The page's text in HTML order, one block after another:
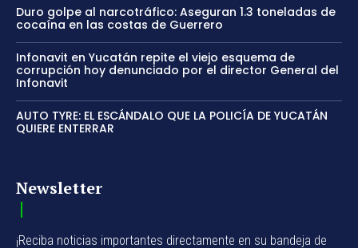
Duro golpe al narcotráfico: Aseguran 1.3 toneladas de
cocaína en las costas de Guerrero
Infonavit en Yucatán repite el viejo esquema de
corrupción hoy denunciado por el director General del
Infonavit
AUTO TYRE: EL ESCÁNDALO QUE LA POLICÍA DE YUCATÁN
QUIERE ENTERRAR
Newsletter
¡Reciba noticias importantes directamente en su bandeja de